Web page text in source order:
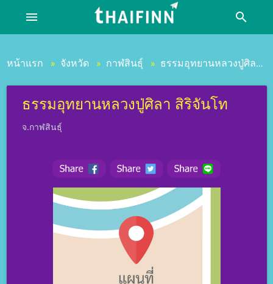
menu search
หน้าแรก » จังหวัด » กาฬสินธุ์ » ธรรมอุทยานหลวงปู่ศิลา สิริจันโท
ธรรมอุทยานหลวงปู่ศิลา สิริจันโท
จ.กาฬสินธุ์